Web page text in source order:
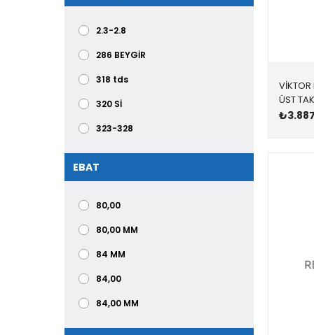
2.3-2.8
286 BEYGİR
318 tds
320 Sİ
323-328
324-524 d-td
325,525
325/525
535
545-745
650
EBAT
80,00
80,00 MM
84 MM
84,00
84,00 MM
84,00 MM
VİKTOR